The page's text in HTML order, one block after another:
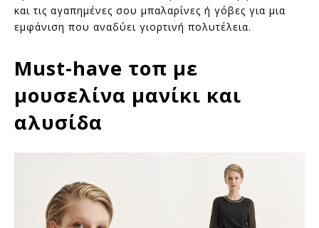
και τις αγαπημένες σου μπαλαρίνες ή γόβες για μια
εμφάνιση που αναδύει γιορτινή πολυτέλεια.
Must-have τοπ με
μουσελίνα μανίκι και
αλυσίδα